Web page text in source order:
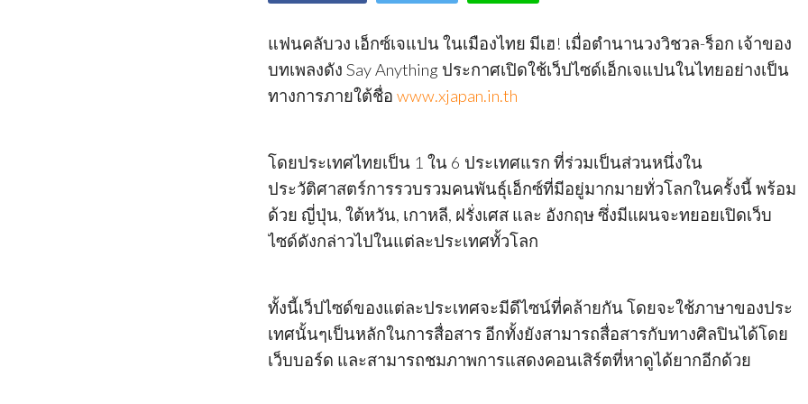
แฟนคลับวง เอ็กซ์เจแปน ในเมืองไทย มีเฮ! เมื่อตำนานวงวิชวล-ร็อก เจ้าของ
บทเพลงดัง Say Anything ประกาศเปิดใช้เว็ปไซด์เอ็กเจแปนในไทยอย่างเป็น
ทางการภายใต้ชื่อwww.xjapan.in.th
โดยประเทศไทยเป็น 1 ใน 6 ประเทศแรก ที่ร่วมเป็นส่วนหนึ่งใน
ประวัติศาสตร์การรวบรวมคนพันธุ์เอ็กซ์ที่มีอยู่มากมายทั่วโลกในครั้งนี้ พร้อม
ด้วย ญี่ปุ่น, ใต้หวัน, เกาหลี, ฝรั่งเศส และ อังกฤษ ซึ่งมีแผนจะทยอยเปิดเว็บ
ไซด์ดังกล่าวไปในแต่ละประเทศทั้วโลก
ทั้งนี้เว็ปไซด์ของแต่ละประเทศจะมีดีไซน์ที่คล้ายกัน โดยจะใช้ภาษาของประ
เทศนั้นๆเป็นหลักในการสื่อสาร อีกทั้งยังสามารถสื่อสารกับทางศิลปินได้โดย
เว็บบอร์ด และสามารถชมภาพการแสดงคอนเสิร์ตที่หาดูได้ยากอีกด้วย